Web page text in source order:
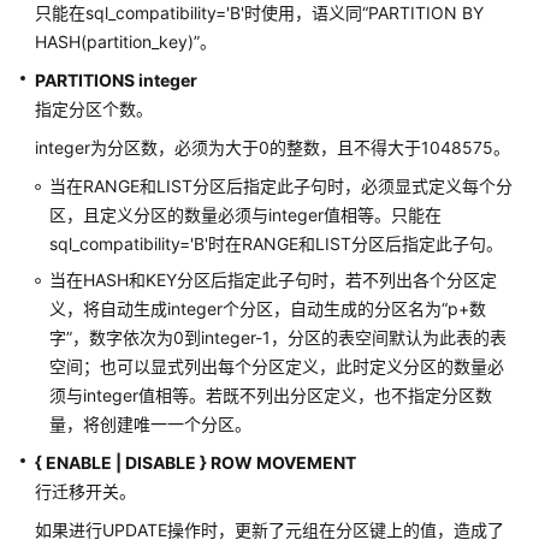
TABLE
SUBPARTITION
TRIGGER
CREATE
TYPE
USER
CREATE
USER
MAPPING
CREATE
只能在sql_compatibility='B'时使用，语义同“PARTITION BY
HASH(partition_key)”。
PARTITIONS integer
指定分区个数。
integer为分区数，必须为大于0的整数，且不得大于1048575。
当在RANGE和LIST分区后指定此子句时，必须显式定义每个分
区，且定义分区的数量必须与integer值相等。只能在
sql_compatibility='B'时在RANGE和LIST分区后指定此子句。
当在HASH和KEY分区后指定此子句时，若不列出各个分区定
义，将自动生成integer个分区，自动生成的分区名为“p+数
字”，数字依次为0到integer-1，分区的表空间默认为此表的表
空间；也可以显式列出每个分区定义，此时定义分区的数量必
须与integer值相等。若既不列出分区定义，也不指定分区数
量，将创建唯一一个分区。
{ ENABLE | DISABLE } ROW MOVEMENT
行迁移开关。
如果进行UPDATE操作时，更新了元组在分区键上的值，造成了